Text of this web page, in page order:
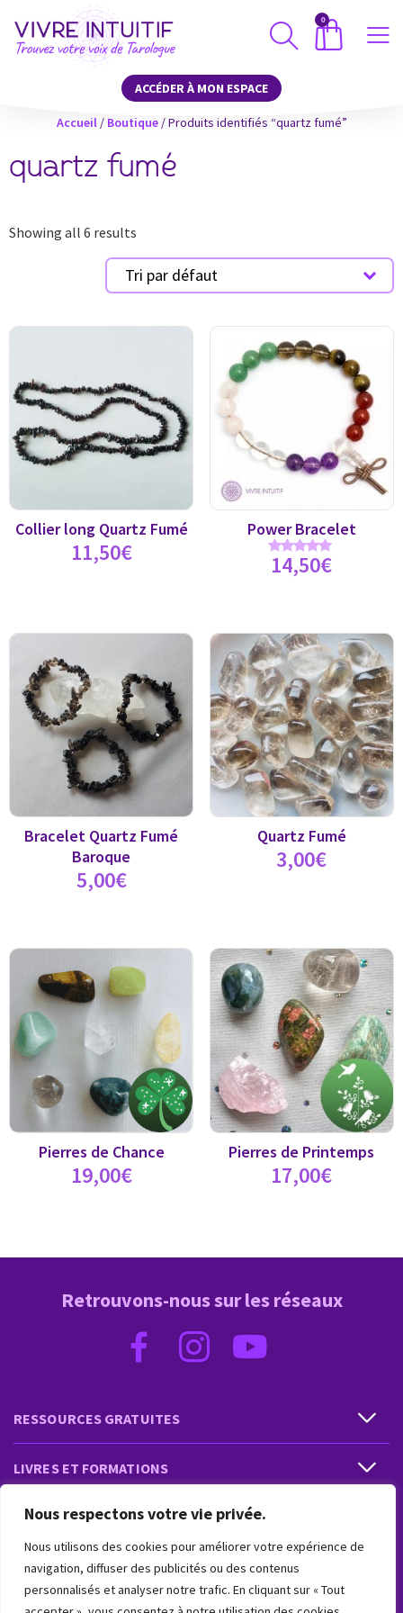
Nous respectons votre vie privée.
Nous utilisons des cookies pour améliorer votre expérience de
navigation, diffuser des publicités ou des contenus
personnalisés et analyser notre trafic. En cliquant sur « Tout
0
ACCÉDER À MON ESPACE
Accueil/ Boutique/ Produits identifiés “quartz fumé”
quartz fumé
Showing all 6 results
Collier long Quartz Fumé
11,50€
Power Bracelet
Note
5.00
14,50€
Bracelet Quartz Fumé
Baroque
5,00€
Quartz Fumé
3,00€
Pierres de Chance
19,00€
Pierres de Printemps
17,00€
RESSOURCES GRATUITES
LIVRES ET FORMATIONS
PRESTATIONS ET PRODUITS
VIVRE INTUITIF
Retrouvons-nous sur les réseaux